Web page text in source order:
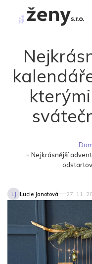
» Nejkrásnější
LJ Lucie Janotová 27. 11.